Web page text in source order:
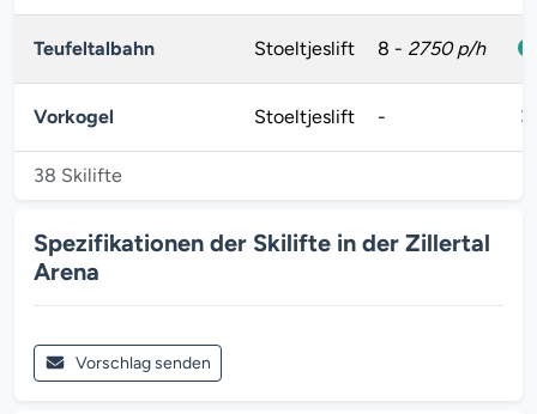
38 Skilifte
Teufeltalbahn Stoeltjeslift 8 - 2750 p/h
Vorkogel Stoeltjeslift -
Spezifikationen der Skilifte in der Zillertal
Arena
Vorschlag senden